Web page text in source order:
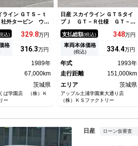
ライン ＧＴＳ－ｔ
外タービン ウエ
ファイナルスピー
チＡＷ 前置きイン
ー 社外マフラー
エアクリーナー タ
込) 329.8万円
格
316.3万円
1989年
67,000km
茨城県
ば学園店 （株）Ｋ
ー
日産 スカイライン ＧＴＳタイ
プＪ ＧＴ－Ｒ仕様 ＧＴ－Ｒ
仕様 純正５速 ガンメタ新規
全塗装 Ｄ．ｓｐｅｅｄカーボ
ンボンネット ＧＴ－Ｒ風フロ
ントバンパー ＧＴ－Ｒ純正リ
グＧｒ．ＡＶ１７インチＡＷ
ＨＫＳアーシング ＥＴＣ
支払総額(税込) 348万円
車両本体価格
(税込) 334.4万円
年式
1993年
走行距離
151,000km
エリア
茨城県
アップル土浦学園東大通り店
（株）ＫＳファクトリー
日産 ローン仮審査